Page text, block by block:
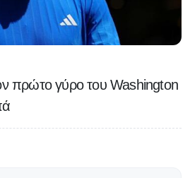
πρώτο γύρο του Washington